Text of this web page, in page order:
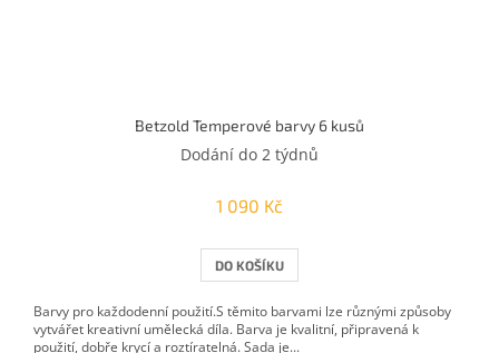
Betzold Temperové barvy 6 kusů
Dodání do 2 týdnů
1 090 Kč
DO KOŠÍKU
Barvy pro každodenní použití.S těmito barvami lze různými způsoby
vytvářet kreativní umělecká díla. Barva je kvalitní, připravená k
použití, dobře krycí a roztíratelná. Sada je...